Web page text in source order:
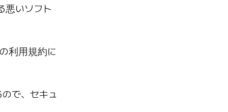
悪いソフト
利用規約に
で、セキュ